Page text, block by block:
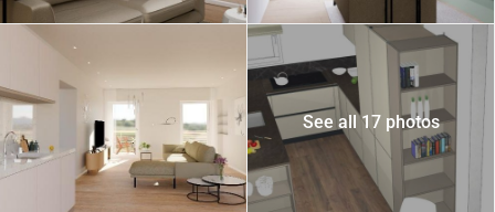
See all 17 photos